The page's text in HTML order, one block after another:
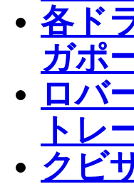
各ド
ガポ
ロバ
トレ
クビ